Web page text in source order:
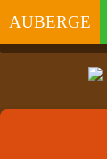
AUBERGE